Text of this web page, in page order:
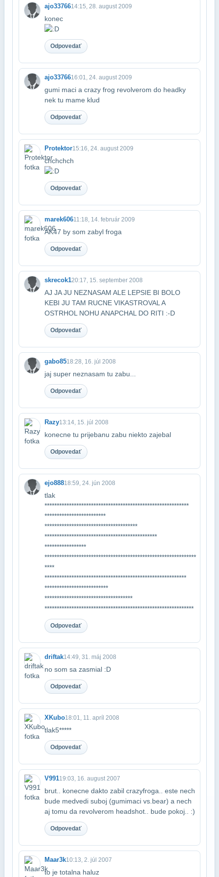
ajo3376614:15, 28. august 2009
konec
Odpovedať
ajo3376616:01, 24. august 2009
gumi maci a crazy frog revolverom do headky
nek tu mame klud
Odpovedať
Protektor15:16, 24. august 2009
chchchch
Odpovedať
marek60611:18, 14. február 2009
AK47 by som zabyl froga
Odpovedať
skrecok120:17, 15. september 2008
AJ JA JU NEZNASAM ALE LEPSIE BI BOLO
KEBI JU TAM RUCNE VIKASTROVAL A
OSTRHOL NOHU A​NAPCHAL DO RITI :-D
Odpovedať
gabo8518:28, 16. júl 2008
jaj super neznasam tu zabu...
Odpovedať
Razy13:14, 15. júl 2008
konecne tu prijebanu zabu niekto zajebal
Odpovedať
ejo88818:59, 24. jún 2008
tlak​
***********************************************************
*************************​
**************************************
**********************************************​
*****************
**************************************************************
****​
**********************************************************
**************************​
************************************
************************************************​*************
Odpovedať
driftak14:49, 31. máj 2008
no som sa zasmial :D
Odpovedať
XKubo18:01, 11. apríl 2008
tlak5*****
Odpovedať
V99119:03, 16. august 2007
brut.. konecne dakto zabil crazyfroga.. este nech
bude medvedi suboj (gumimaci vs.​bear) a nech
aj tomu da revolverom headshot.. bude pokoj.. :)
Odpovedať
Maar3k10:13, 2. júl 2007
to je totalna haluz